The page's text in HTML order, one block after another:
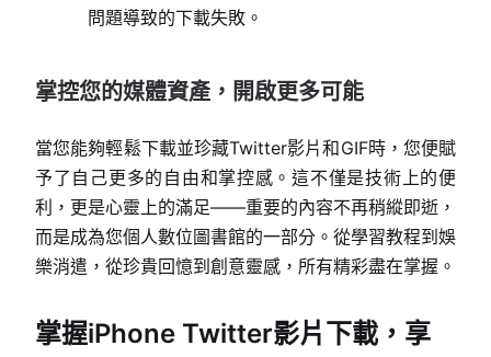
問題導致的下載失敗。
掌控您的媒體資產，開啟更多可能
當您能夠輕鬆下載並珍藏Twitter影片和GIF時，您便賦
予了自己更多的自由和掌控感。這不僅是技術上的便
利，更是心靈上的滿足——重要的內容不再稍縱即逝，
而是成為您個人數位圖書館的一部分。從學習教程到娛
樂消遣，從珍貴回憶到創意靈感，所有精彩盡在掌握。
掌握iPhone Twitter影片下載，享